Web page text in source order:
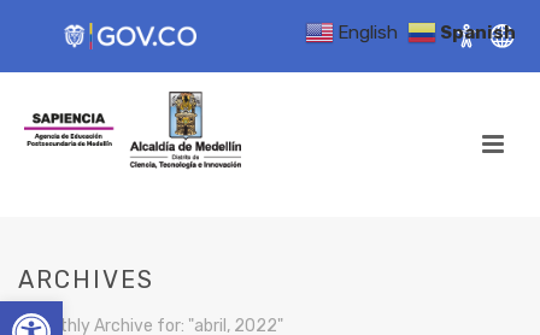
Open toolbar
ARCHIVES
Monthly Archive for: "abril, 2022"
English Spanish